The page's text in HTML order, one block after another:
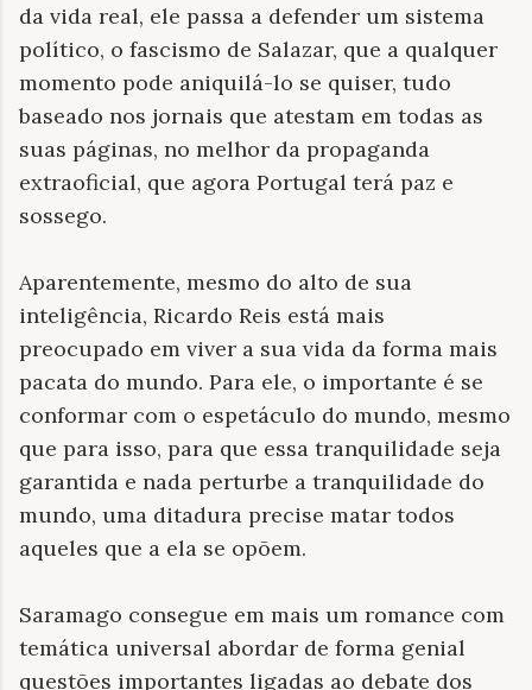
da vida real, ele passa a defender um sistema
político, o fascismo de Salazar, que a qualquer
momento pode aniquilá-lo se quiser, tudo
baseado nos jornais que atestam em todas as
suas páginas, no melhor da propaganda
extraoficial, que agora Portugal terá paz e
sossego.
Aparentemente, mesmo do alto de sua
inteligência, Ricardo Reis está mais
preocupado em viver a sua vida da forma mais
pacata do mundo. Para ele, o importante é se
conformar com o espetáculo do mundo, mesmo
que para isso, para que essa tranquilidade seja
garantida e nada perturbe a tranquilidade do
mundo, uma ditadura precise matar todos
aqueles que a ela se opõem.
Saramago consegue em mais um romance com
temática universal abordar de forma genial
questões importantes ligadas ao debate dos